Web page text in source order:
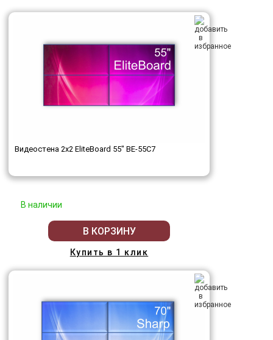
Видеостена 2x2 EliteBoard 55" BE-55C7
В наличии
В КОРЗИНУ
Купить в 1 клик